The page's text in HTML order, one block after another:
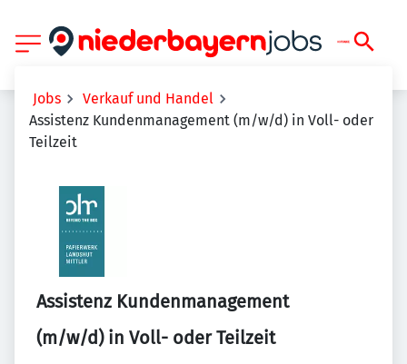
Jobs
Verkauf und Handel
Assistenz Kundenmanagement (m/w/d) in Voll- oder
Teilzeit
Assistenz Kundenmanagement
(m/w/d) in Voll- oder Teilzeit